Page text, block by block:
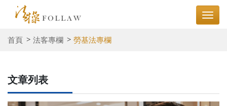
首頁 法客專欄 勞基法專欄
文章列表